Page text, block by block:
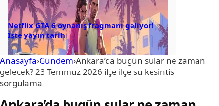
Netflix GTA 6 oynanış fragmanı geliyor!
İşte yayın tarihi
Anasayfa›Gündem›Ankara’da bugün sular ne zaman
gelecek? 23 Temmuz 2026 ilçe ilçe su kesintisi
sorgulama